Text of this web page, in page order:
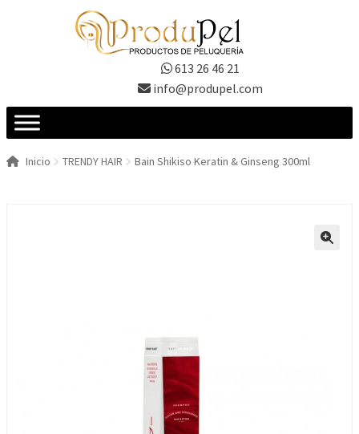
613 26 46 21
info@produpel.com
Inicio TRENDY HAIR Bain Shikiso Keratin & Ginseng 300ml